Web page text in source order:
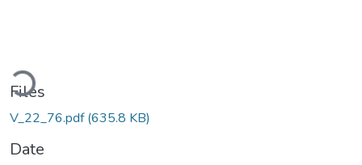
Files
V_22_76.pdf(635.8 KB)
Date